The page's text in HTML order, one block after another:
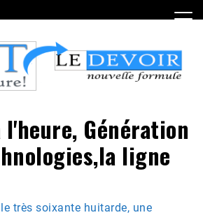
l'heure, Génération
ligne
très soixante huitarde, une